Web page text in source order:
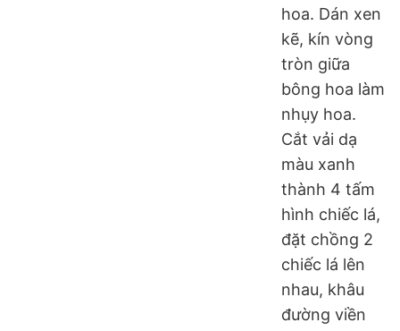
hoa. Dán xen
kẽ, kín vòng
tròn giữa
bông hoa làm
nhụy hoa.
Cắt vải dạ
màu xanh
thành 4 tấm
hình chiếc lá,
đặt chồng 2
chiếc lá lên
nhau, khâu
đường viền